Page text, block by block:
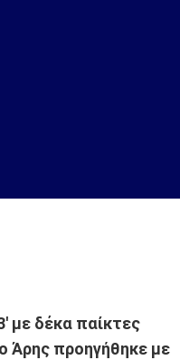
με δέκα παίκτες
Άρης προηγήθηκε με